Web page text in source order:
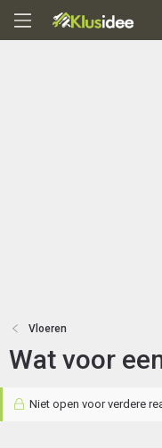
Vloeren
Wat voor
Niet open voor verdere